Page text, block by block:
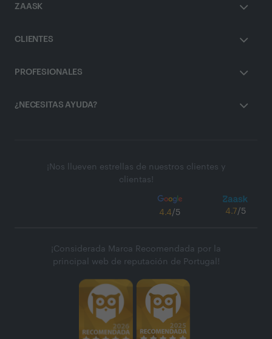
ZAASK
CLIENTES
PROFESIONALES
¿NECESITAS AYUDA?
¡Nos llueven estrellas de nuestros clientes y
clientas!
4.4/5 4.7/5
¡Considerada Marca Recomendada por la
principal web de reputación de Portugal!